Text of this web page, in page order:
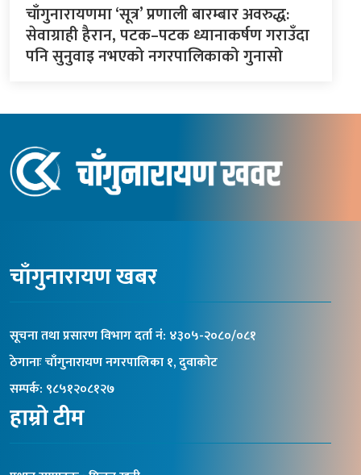
चाँगुनारायणमा ‘सूत्र’ प्रणाली बारम्बार अवरुद्ध:
सेवाग्राही हैरान, पटक–पटक ध्यानाकर्षण गराउँदा
पनि सुनुवाइ नभएको नगरपालिकाको गुनासो
चाँगुनारायण खबर
सूचना तथा प्रसारण विभाग दर्ता नंं: ४३०५-२०८०/०८१
ठेगानाः चाँगुनारायण नगरपालिका १, दुवाकोट
सम्पर्क: ९८५१२०८१२७
हाम्रो टीम